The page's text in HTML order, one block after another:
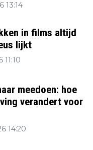
13:14
in films altijd
lijkt
11:10
meedoen: hoe
verandert voor
14:20